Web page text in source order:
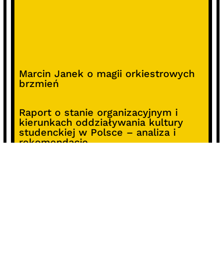
Marcin Janek o magii orkiestrowych
brzmień
Raport o stanie organizacyjnym i
kierunkach oddziaływania kultury
studenckiej w Polsce – analiza i
rekomendacje